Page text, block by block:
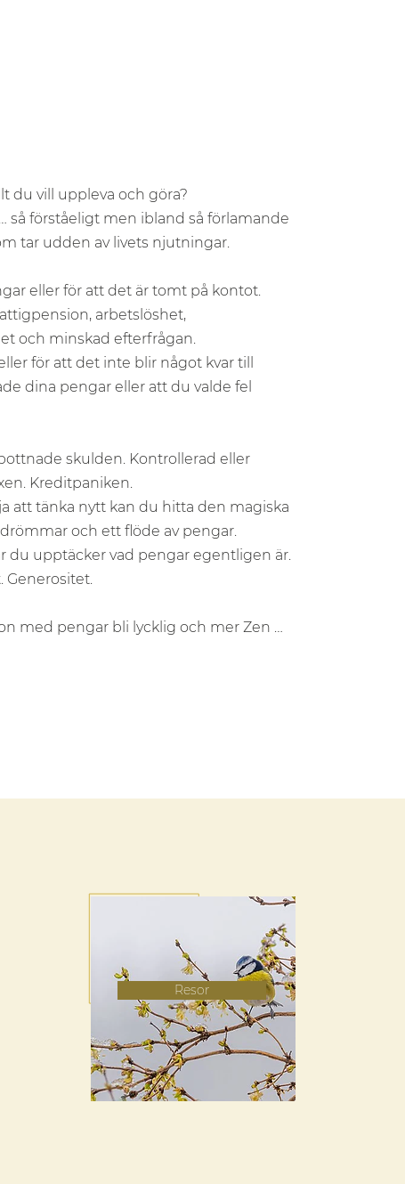
du vill uppleva och göra?
så förståeligt men ibland så förlamande
tar udden av livets njutningar.
eller för att det är tomt på kontot.
arbetslöshet,
och minskad efterfrågan.
för att det inte blir något kvar till
dina pengar eller att du valde fel
skulden. Kontrollerad eller
Kreditpaniken.
att tänka nytt kan du hitta den magiska
och ett flöde av pengar.
du upptäcker vad pengar egentligen är.
Generositet.
med pengar bli lycklig och mer Zen …
Resor